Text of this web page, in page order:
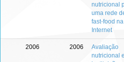
nutricional
uma rede
fast-food na
Internet
2006 2006
Avaliação
nutricional